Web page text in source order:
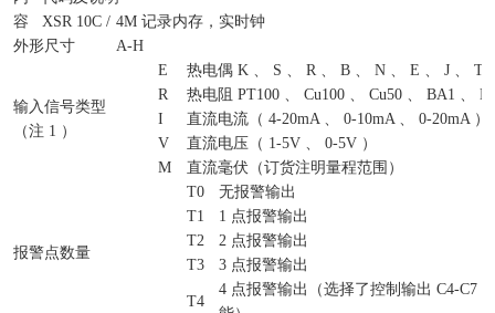
容
XSR 10C / 4M 记录内存，实时钟
外形尺寸
A-H
输入信号类型
（注 1 ）
E
热电偶 K 、 S 、 R 、 B 、 N 、 E 、 J 、 T
R
热电阻 PT100 、 Cu100 、 Cu50 、 BA1 、
I
直流电流（ 4-20mA 、 0-10mA 、 0-20mA ）
V
直流电压（ 1-5V 、 0-5V ）
M
直流毫伏（订货注明量程范围）
报警点数量
T0
无报警输出
T1
1 点报警输出
T2
2 点报警输出
T3
3 点报警输出
T4
4 点报警输出（选择了控制输出 C4-C7